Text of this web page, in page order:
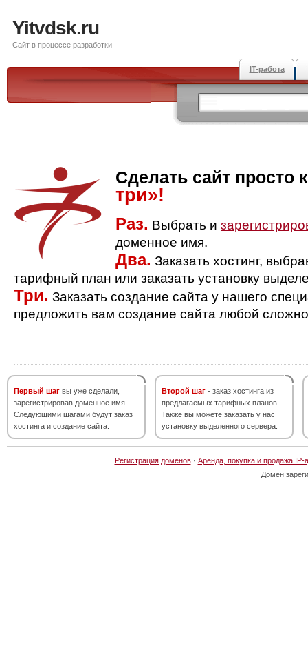
Yitvdsk.ru
Сайт в процессе разработки
IT-работа
Сделать сайт просто
три»!
Раз. Выбрать и
доменное имя.
Два. Заказать хостинг,
тарифный план или заказать установку
Три. Заказать создание сайта у нашего
предложить вам создание сайта любой
Первый шаг вы уже сделали,
зарегистрировав доменное имя.
Следующими шагами будут заказ
хостинга и создание сайта.
Второй шаг - заказ хостинга из
предлагаемых тарифных планов.
Также вы можете заказать у нас
установку выделенного сервера.
Регистрация доменов· Аренда, покупка и продажа IP-
Домен